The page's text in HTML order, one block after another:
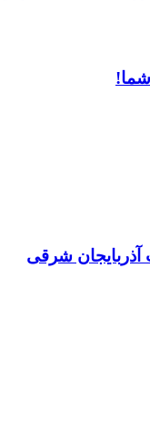
شرقی